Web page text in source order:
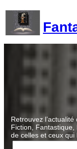
contenu
Retrouvez
Fiction,
de celles et ceux qui
R